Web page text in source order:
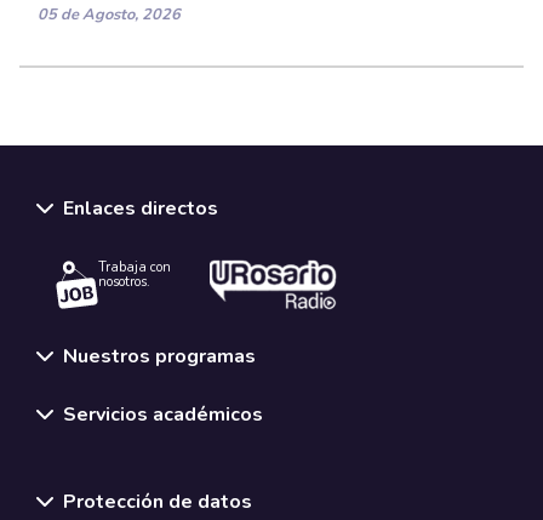
05 de Agosto, 2026
Enlaces directos
Trabaja con
nosotros.
Nuestros programas
Servicios académicos
Protección de datos